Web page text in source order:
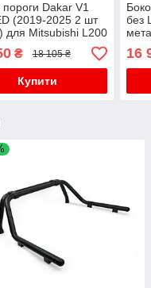
пороги Dakar V1
(2019-2025 2 шт
для Mitsubishi L200
₴ 18 105 ₴
Купити
без
16